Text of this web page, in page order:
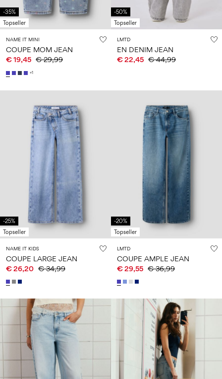
school
6–
14
1½–
8
bébé
0–
mois
6–
14
ans
27-
35
questions?
About
France
français
-35%
Topseller
NAME IT MINI
COUPE MOM JEAN
€ 19,45 € 29,99
+1
-50%
Topseller
LMTD
EN DENIM JEAN
€ 22,45 € 44,99
-25%
Topseller
NAME IT KIDS
COUPE LARGE JEAN
€ 26,20 € 34,99
-20%
Topseller
LMTD
COUPE AMPLE JEAN
€ 29,55 € 36,99